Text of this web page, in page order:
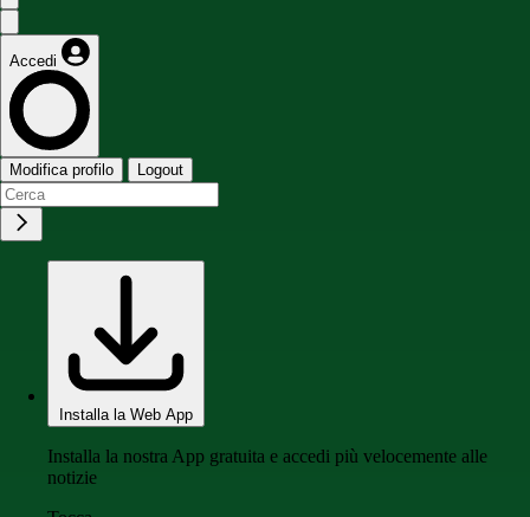
Accedi
Modifica profilo Logout
Installa la Web App
Installa la nostra App gratuita e accedi più velocemente alle
notizie